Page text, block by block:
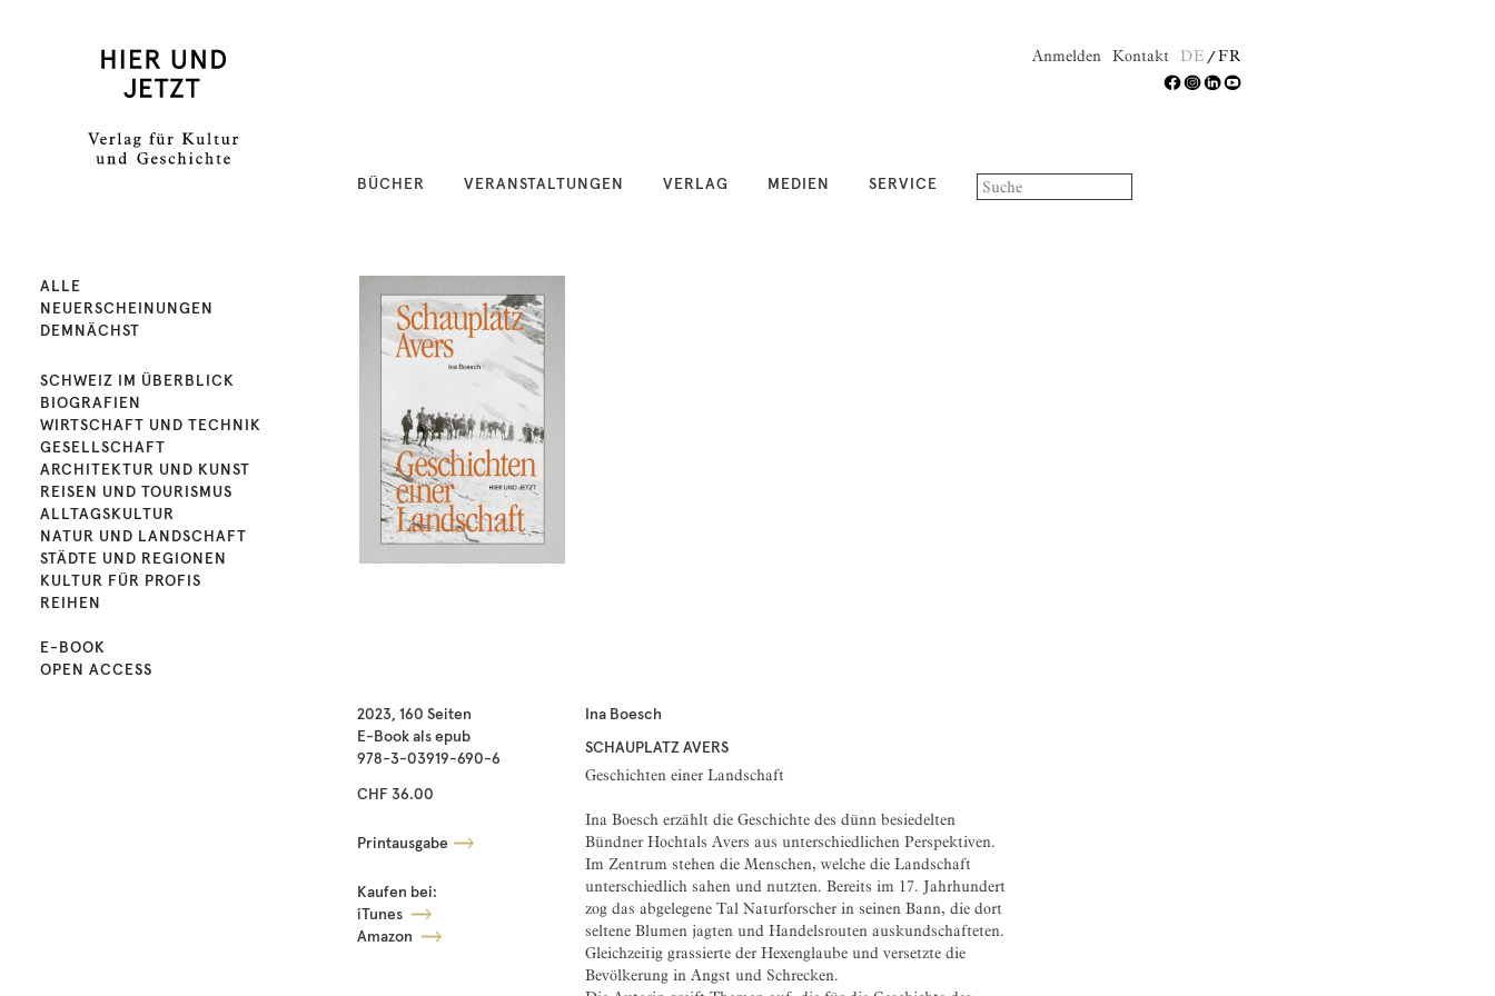
DE FR
Kontakt
Anmelden
BÜCHER VERANSTALTUNGEN VERLAG MEDIEN SERVICE
ALLE
NEUERSCHEINUNGEN
DEMNÄCHST
SCHWEIZ IM ÜBERBLICK
BIOGRAFIEN
WIRTSCHAFT UND TECHNIK
GESELLSCHAFT
ARCHITEKTUR UND KUNST
REISEN UND TOURISMUS
ALLTAGSKULTUR
NATUR UND LANDSCHAFT
STÄDTE UND REGIONEN
KULTUR FÜR PROFIS
REIHEN
E-BOOK
OPEN ACCESS
2023, 160 Seiten
E-Book als epub
978-3-03919-690-6
CHF 36.00
Printausgabe
Kaufen bei:
iTunes
Amazon
Ina Boesch
SCHAUPLATZ AVERS
Geschichten einer Landschaft
Ina Boesch erzählt die Geschichte des dünn besiedelten
Bündner Hochtals Avers aus unterschiedlichen Perspektiven.
Im Zentrum stehen die Menschen, welche die Landschaft
unterschiedlich sahen und nutzten. Bereits im 17. Jahrhundert
zog das abgelegene Tal Naturforscher in seinen Bann, die dort
seltene Blumen jagten und Handelsrouten auskundschafteten.
Gleichzeitig grassierte der Hexenglaube und versetzte die
Bevölkerung in Angst und Schrecken.